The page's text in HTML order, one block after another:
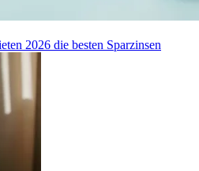
2026 die besten Sparzinsen